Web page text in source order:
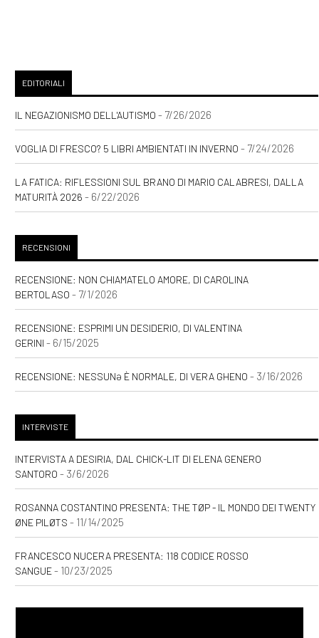
[19]Luce Innaturale, di Nicole
Tinazzi: pagina 69
Sara Rattaro: pagina 69
Febbraio 2021
[24]
Settembre 2020
[03]Storie delle Terre Unite.
Il risveglio della Fenice, di
pagina 69
Agosto 2020
[20]Caro e stinto, di Maury
Incen: pagina 69
Maggio 2020
EDITORIALI
IL NEGAZIONISMO DELL'AUTISMO - 7/26/2026
VOGLIA DI FRESCO? 5 LIBRI AMBIENTATI IN INVERNO - 7/24/2026
LA FATICA: RIFLESSIONI SUL BRANO DI MARIO CALABRESI, DALLA
MATURITÀ 2026 - 6/22/2026
RECENSIONI
RECENSIONE: NON CHIAMATELO AMORE, DI CAROLINA
BERTOLASO - 7/1/2026
RECENSIONE: ESPRIMI UN DESIDERIO, DI VALENTINA
GERINI - 6/15/2025
RECENSIONE: NESSUNƏ È NORMALE, DI VERA GHENO - 3/16/2026
INTERVISTE
INTERVISTA A DESIRIA, DAL CHICK-LIT DI ELENA GENERO
SANTORO - 3/6/2026
ROSANNA COSTANTINO PRESENTA: THE TØP - IL MONDO DEI TWENTY
ØNE PILØTS - 11/14/2025
FRANCESCO NUCERA PRESENTA: 118 CODICE ROSSO
SANGUE- 10/23/2025